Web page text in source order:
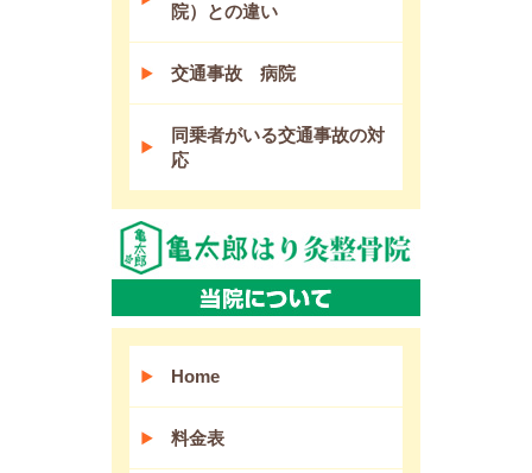
院）との違い
交通事故 病院
同乗者がいる交通事故の対
応
Home
料金表